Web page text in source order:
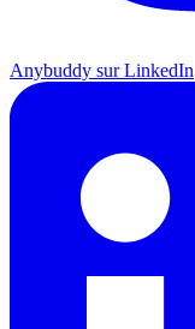
Anybuddy sur LinkedIn